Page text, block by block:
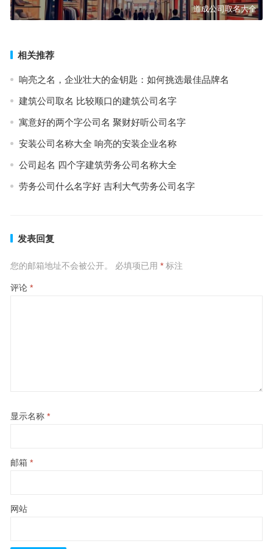
道成公司取名大全
相关推荐
响亮之名，企业壮大的金钥匙：如何挑选最佳品牌名
建筑公司取名 比较顺口的建筑公司名字
寓意好的两个字公司名 聚财好听公司名字
安装公司名称大全 响亮的安装企业名称
公司起名 四个字建筑劳务公司名称大全
劳务公司什么名字好 吉利大气劳务公司名字
发表回复
您的邮箱地址不会被公开。 必填项已用 *标注
评论 *
显示名称 *
邮箱 *
网站